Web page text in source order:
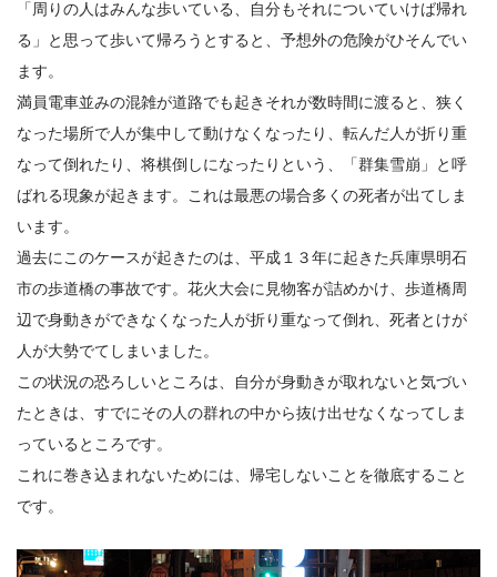
「周りの人はみんな歩いている、自分もそれについていけば帰れ
る」と思って歩いて帰ろうとすると、予想外の危険がひそんでい
ます。
満員電車並みの混雑が道路でも起きそれが数時間に渡ると、狭く
なった場所で人が集中して動けなくなったり、転んだ人が折り重
なって倒れたり、将棋倒しになったりという、「群集雪崩」と呼
ばれる現象が起きます。これは最悪の場合多くの死者が出てしま
います。
過去にこのケースが起きたのは、平成１３年に起きた兵庫県明石
市の歩道橋の事故です。花火大会に見物客が詰めかけ、歩道橋周
辺で身動きができなくなった人が折り重なって倒れ、死者とけが
人が大勢でてしまいました。
この状況の恐ろしいところは、自分が身動きが取れないと気づい
たときは、すでにその人の群れの中から抜け出せなくなってしま
っているところです。
これに巻き込まれないためには、帰宅しないことを徹底すること
です。